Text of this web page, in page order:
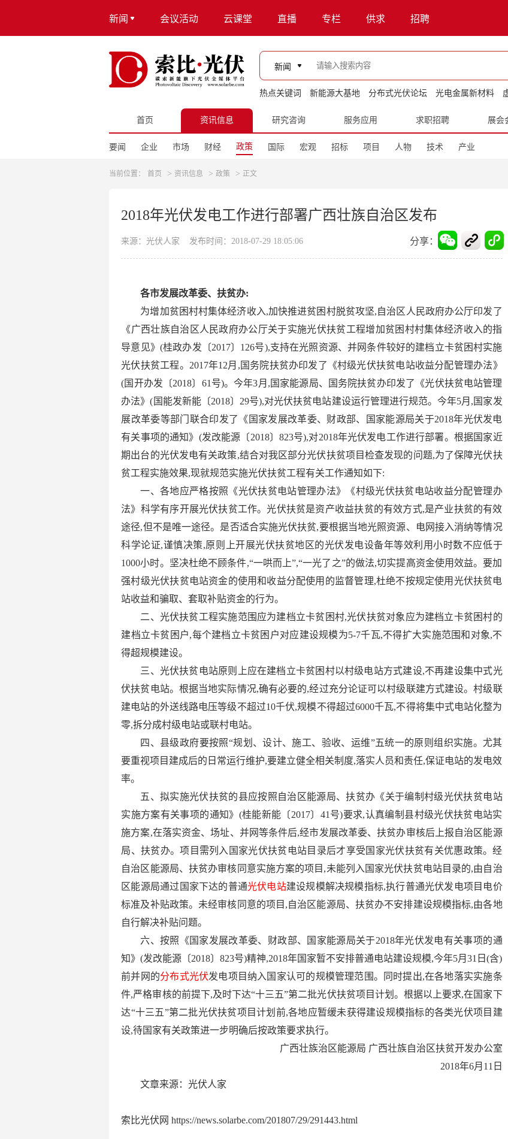
新闻 会议活动 云课堂 直播 专栏 供求 招聘
新闻
热点关键词 新能源大基地 分布式光伏论坛 光电金属新材料
首页 资讯信息 研究咨询 服务应用 求职招聘 展会
要闻 企业 市场 财经 政策 国际 宏观 招标 项目 人物 技术 产业
当前位置： 首页 > 资讯信息 > 政策 > 正文
2018年光伏发电工作进行部署广西壮族自治区发布
来源：光伏人家 发布时间：2018-07-29 18:05:06 分享：
各市发展改革委、扶贫办:
为增加贫困村村集体经济收入,加快推进贫困村脱贫攻坚,自治区人民政府办公厅印发了
《广西壮族自治区人民政府办公厅关于实施光伏扶贫工程增加贫困村村集体经济收入的指
导意见》(桂政办发〔2017〕126号),支持在光照资源、并网条件较好的建档立卡贫困村实施
光伏扶贫工程。2017年12月,国务院扶贫办印发了《村级光伏扶贫电站收益分配管理办法》
(国开办发〔2018〕61号)。今年3月,国家能源局、国务院扶贫办印发了《光伏扶贫电站管理
办法》(国能发新能〔2018〕29号),对光伏扶贫电站建设运行管理进行规范。今年5月,国家发
展改革委等部门联合印发了《国家发展改革委、财政部、国家能源局关于2018年光伏发电
有关事项的通知》(发改能源〔2018〕823号),对2018年光伏发电工作进行部署。根据国家近
期出台的光伏发电有关政策,结合对我区部分光伏扶贫项目检查发现的问题,为了保障光伏扶
贫工程实施效果,现就规范实施光伏扶贫工程有关工作通知如下:
一、各地应严格按照《光伏扶贫电站管理办法》《村级光伏扶贫电站收益分配管理办
法》科学有序开展光伏扶贫工作。光伏扶贫是资产收益扶贫的有效方式,是产业扶贫的有效
途径,但不是唯一途径。是否适合实施光伏扶贫,要根据当地光照资源、电网接入消纳等情况
科学论证,谨慎决策,原则上开展光伏扶贫地区的光伏发电设备年等效利用小时数不应低于
1000小时。坚决杜绝不顾条件,“一哄而上”,“一光了之”的做法,切实提高资金使用效益。要加
强村级光伏扶贫电站资金的使用和收益分配使用的监督管理,杜绝不按规定使用光伏扶贫电
站收益和骗取、套取补贴资金的行为。
二、光伏扶贫工程实施范围应为建档立卡贫困村,光伏扶贫对象应为建档立卡贫困村的
建档立卡贫困户,每个建档立卡贫困户对应建设规模为5-7千瓦,不得扩大实施范围和对象,不
得超规模建设。
三、光伏扶贫电站原则上应在建档立卡贫困村以村级电站方式建设,不再建设集中式光
伏扶贫电站。根据当地实际情况,确有必要的,经过充分论证可以村级联建方式建设。村级联
建电站的外送线路电压等级不超过10千伏,规模不得超过6000千瓦,不得将集中式电站化整为
零,拆分成村级电站或联村电站。
四、县级政府要按照“规划、设计、施工、验收、运维”五统一的原则组织实施。尤其
要重视项目建成后的日常运行维护,要建立健全相关制度,落实人员和责任,保证电站的发电效
率。
五、拟实施光伏扶贫的县应按照自治区能源局、扶贫办《关于编制村级光伏扶贫电站
实施方案有关事项的通知》(桂能新能〔2017〕41号)要求,认真编制县村级光伏扶贫电站实
施方案,在落实资金、场址、并网等条件后,经市发展改革委、扶贫办审核后上报自治区能源
局、扶贫办。项目需列入国家光伏扶贫电站目录后才享受国家光伏扶贫有关优惠政策。经
自治区能源局、扶贫办审核同意实施方案的项目,未能列入国家光伏扶贫电站目录的,由自治
区能源局通过国家下达的普通光伏电站建设规模解决规模指标,执行普通光伏发电项目电价
标准及补贴政策。未经审核同意的项目,自治区能源局、扶贫办不安排建设规模指标,由各地
自行解决补贴问题。
六、按照《国家发展改革委、财政部、国家能源局关于2018年光伏发电有关事项的通
知》(发改能源〔2018〕823号)精神,2018年国家暂不安排普通电站建设规模,今年5月31日(含)
前并网的分布式光伏发电项目纳入国家认可的规模管理范围。同时提出,在各地落实实施条
件,严格审核的前提下,及时下达“十三五”第二批光伏扶贫项目计划。根据以上要求,在国家下
达“十三五”第二批光伏扶贫项目计划前,各地应暂缓未获得建设规模指标的各类光伏项目建
设,待国家有关政策进一步明确后按政策要求执行。
广西壮族治区能源局 广西壮族自治区扶贫开发办公室
2018年6月11日
文章来源：光伏人家
索比光伏网 https://news.solarbe.com/201807/29/291443.html